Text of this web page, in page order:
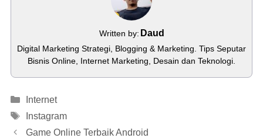
Written by: Daud
Digital Marketing Strategi, Blogging & Marketing. Tips Seputar
Bisnis Online, Internet Marketing, Desain dan Teknologi.
Categories
Internet
Tags
Instagram
Game Online Terbaik Android